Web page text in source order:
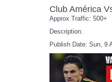
Club América
Approx Traffic: 500+
Description:
Publish Date: Sun, 9